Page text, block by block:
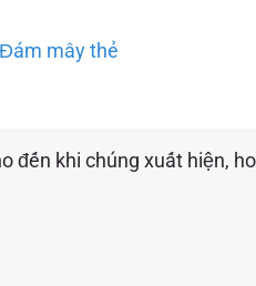
Đám mây thẻ